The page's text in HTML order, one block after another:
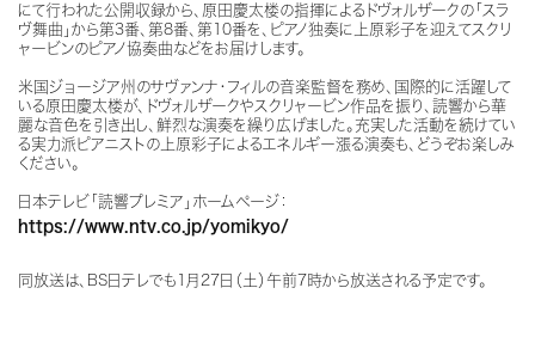
にて行われた公開収録から、原田慶太楼の指揮によるドヴォルザークの「スラ
ヴ舞曲」から第3番、第8番、第10番を、ピアノ独奏に上原彩子を迎えてスクリ
ャービンのピアノ協奏曲などをお届けします。
米国ジョージア州のサヴァンナ・フィルの音楽監督を務め、国際的に活躍して
いる原田慶太楼が、ドヴォルザークやスクリャービン作品を振り、読響から華
麗な音色を引き出し、鮮烈な演奏を繰り広げました。充実した活動を続けてい
る実力派ピアニストの上原彩子によるエネルギー漲る演奏も、どうぞお楽しみ
ください。
日本テレビ「読響プレミア」ホームページ：
https://www.ntv.co.jp/yomikyo/
同放送は、BS日テレでも1月27日（土）午前7時から放送される予定です。